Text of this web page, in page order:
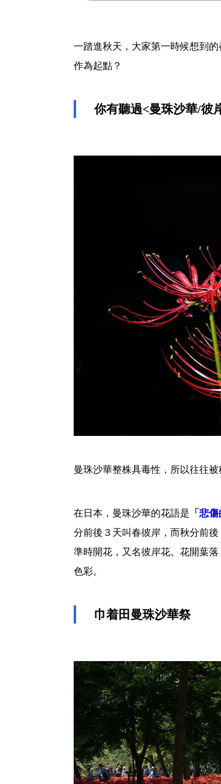
一踏進秋天，大家第一時候想到
作為起點？
你有聽過<曼珠沙華/彼
曼珠沙華整株具毒性，所以往往
在日本，曼珠沙華的花語是 「悲
分前後３天叫春彼岸，而秋分前
準時開花，又名彼岸花。花開葉
色彩。
巾着田曼珠沙華祭